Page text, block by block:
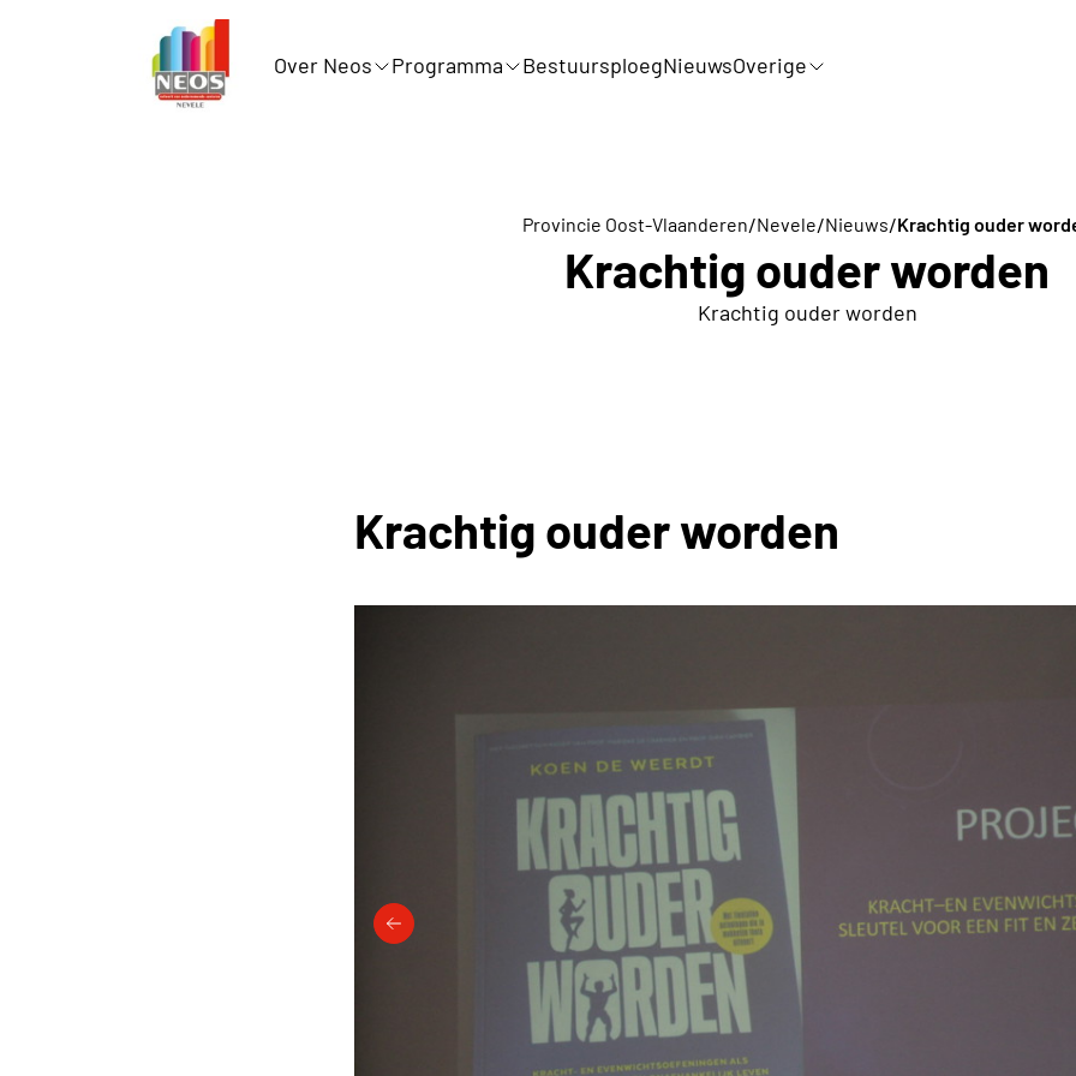
Over Neos Programma BestuursploegNieuwsOverige
Provincie Oost-Vlaanderen/Nevele/Nieuws/Krachtig ouder
Krachtig ouder worden
Krachtig ouder worden
Krachtig ouder worden